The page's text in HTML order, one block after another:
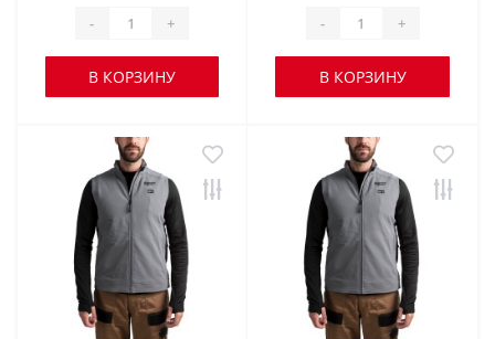
- +
В КОРЗИНУ
- +
В КОРЗИНУ